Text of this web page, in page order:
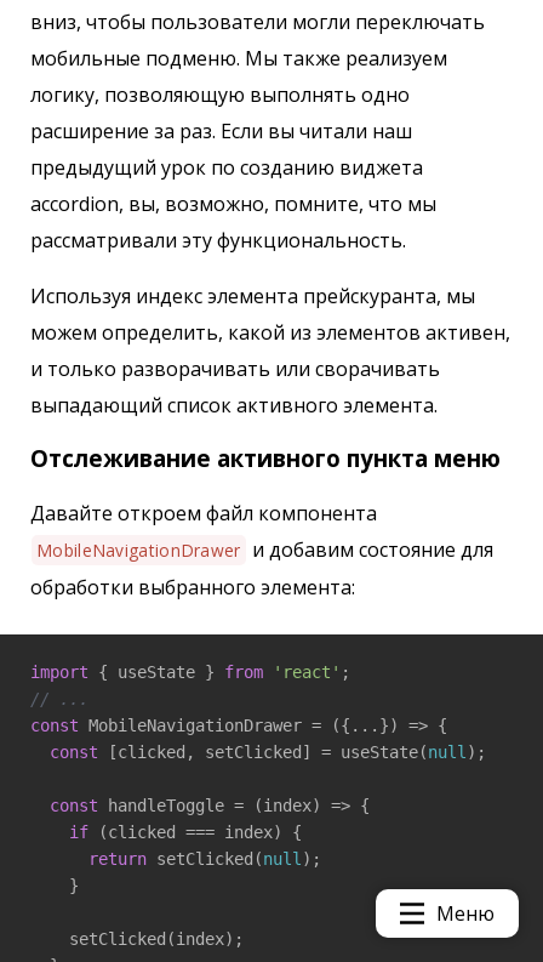
вниз, чтобы пользователи могли переключать
мобильные подменю. Мы также реализуем
логику, позволяющую выполнять одно
расширение за раз. Если вы читали наш
предыдущий урок по созданию виджета
accordion, вы, возможно, помните, что мы
рассматривали эту функциональность.
Используя индекс элемента прейскуранта, мы
можем определить, какой из элементов активен,
и только разворачивать или сворачивать
выпадающий список активного элемента.
Отслеживание активного пункта меню
Давайте откроем файл компонента
MobileNavigationDrawer и добавим состояние для
обработки выбранного элемента:
import { useState } from 'react'
// ...
const MobileNavigationDrawer = ({...}) => {
const [clicked, setClicked] = useState(null );
const handleToggle = (index) => {
if (clicked === index) {
return setClicked(null );
    }
    setClicked(index);
Меню